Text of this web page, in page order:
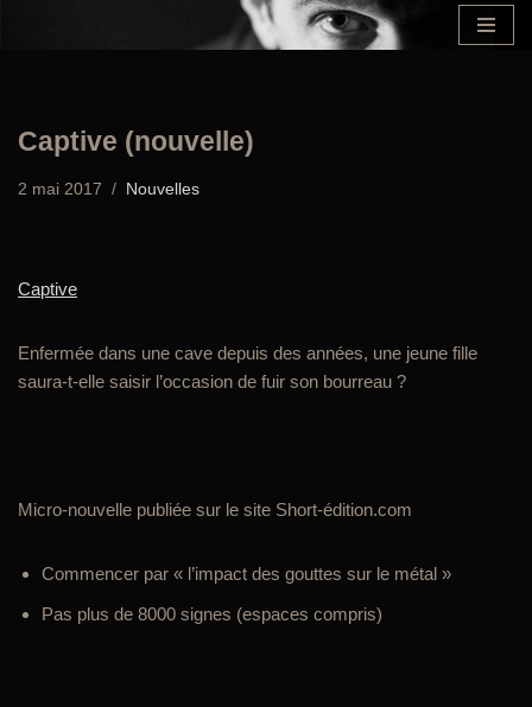
Captive (nouvelle)
2 mai 2017 Nouvelles
Captive
Enfermée dans une cave depuis des années, une jeune fille
saura-t-elle saisir l’occasion de fuir son bourreau ?
Micro-nouvelle publiée sur le site Short-édition.com
Commencer par « l’impact des gouttes sur le métal »
Pas plus de 8000 signes (espaces compris)